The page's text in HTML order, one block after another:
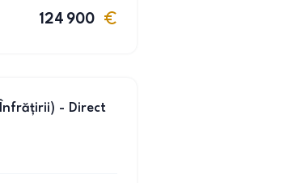
124 900
- Direct